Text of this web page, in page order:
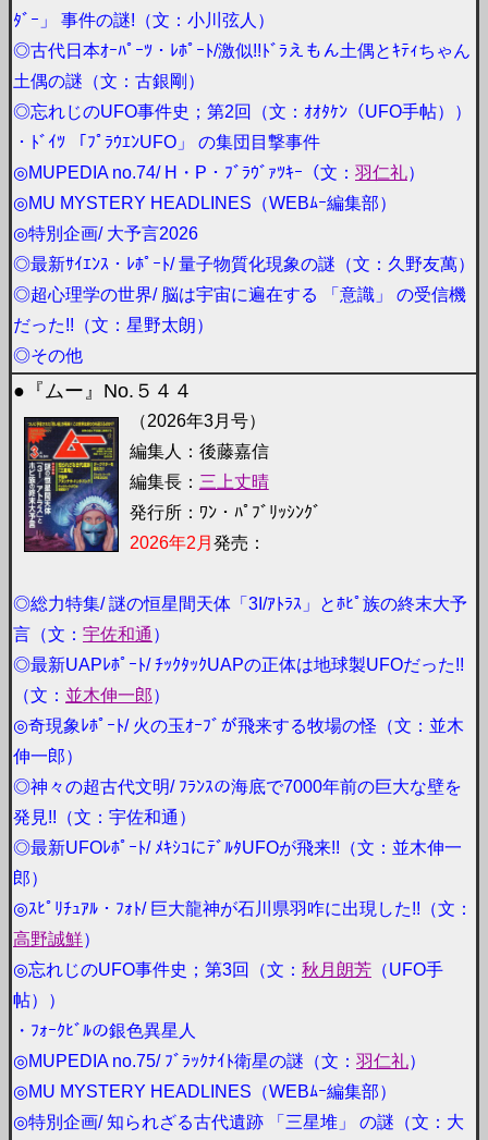
ﾀﾞｰ」 事件の謎!（文：小川弦人）
◎古代日本ｵｰﾊﾟｰﾂ・ﾚﾎﾟｰﾄ/激似!!ﾄﾞﾗえもん土偶とｷﾃｨちゃん
土偶の謎（文：古銀剛）
◎忘れじのUFO事件史；第2回（文：ｵｵﾀｹﾝ（UFO手帖））
・ﾄﾞｲﾂ 「ﾌﾟﾗｳｴﾝUFO」 の集団目撃事件
◎MUPEDIA no.74/ H・P・ﾌﾞﾗｳﾞｧﾂｷｰ（文： 羽仁礼）
◎MU MYSTERY HEADLINES（WEBﾑｰ編集部）
◎特別企画/ 大予言2026
◎最新ｻｲｴﾝｽ・ﾚﾎﾟｰﾄ/ 量子物質化現象の謎（文：久野友萬）
◎超心理学の世界/ 脳は宇宙に遍在する 「意識」 の受信機
だった!!（文：星野太朗）
◎その他
●『ムー』No.５４４
（2026年3月号）
編集人：後藤嘉信
編集長： 三上丈晴
発行所：ﾜﾝ・ﾊﾟﾌﾞﾘｯｼﾝｸﾞ
2026年2月 発売：
◎総力特集/ 謎の恒星間天体「3I/ｱﾄﾗｽ」とﾎﾋﾟ族の終末大予
言（文： 宇佐和通 ）
◎最新UAPﾚﾎﾟｰﾄ/ ﾁｯｸﾀｯｸUAPの正体は地球製UFOだった!!
（文： 並木伸一郎）
◎奇現象ﾚﾎﾟｰﾄ/ 火の玉ｵｰﾌﾞが飛来する牧場の怪（文：並木
伸一郎）
◎神々の超古代文明/ ﾌﾗﾝｽの海底で7000年前の巨大な壁を
発見!!（文：宇佐和通）
◎最新UFOﾚﾎﾟｰﾄ/ ﾒｷｼｺにﾃﾞﾙﾀUFOが飛来!!（文：並木伸一
郎）
◎ｽﾋﾟﾘﾁｭｱﾙ・ﾌｫﾄ/ 巨大龍神が石川県羽咋に出現した!!（文：
高野誠鮮）
◎忘れじのUFO事件史；第3回（文： 秋月朗芳 （UFO手
帖））
・ﾌｫｰｸﾋﾞﾙの銀色異星人
◎MUPEDIA no.75/ ﾌﾞﾗｯｸﾅｲﾄ衛星の謎（文： 羽仁礼）
◎MU MYSTERY HEADLINES（WEBﾑｰ編集部）
◎特別企画/ 知られざる古代遺跡 「三星堆」 の謎（文：大